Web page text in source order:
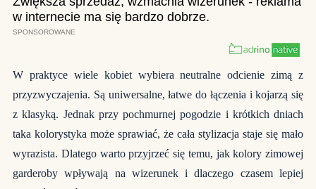
W praktyce wiele kobiet wybiera neutralne odcienie zimą z
przyzwyczajenia. Są uniwersalne, łatwe do łączenia i kojarzą się
z klasyką. Jednak przy pochmurnej pogodzie i krótkich dniach
taka kolorystyka może sprawiać, że cała stylizacja staje się mało
wyrazista. Dlatego warto przyjrzeć się temu, jak kolory zimowej
garderoby wpływają na wizerunek i dlaczego czasem lepiej